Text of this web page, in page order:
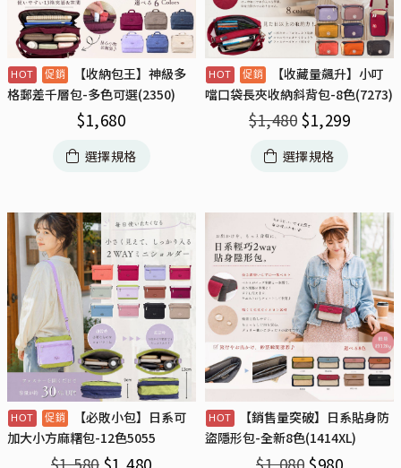
【收納包王】神級多
格郵差千層包-多色可選(2350)
$1,680
選擇規格
【收藏量飆升】小叮
噹口袋長夾收納斜背包-8色(7273)
$1,480 $1,299
選擇規格
【必敗小包】日系可
加大小方麻糬包-12色5055
【銷售量突破】日系貼身防
盜隱形包-全新8色(1414XL)